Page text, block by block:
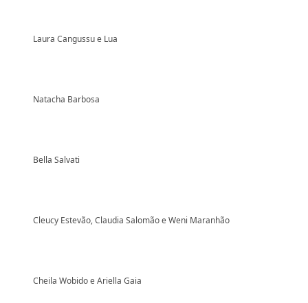
Laura Cangussu e Lua
Natacha Barbosa
Bella Salvati
Cleucy Estevão, Claudia Salomão e Weni Maranhão
Cheila Wobido e Ariella Gaia